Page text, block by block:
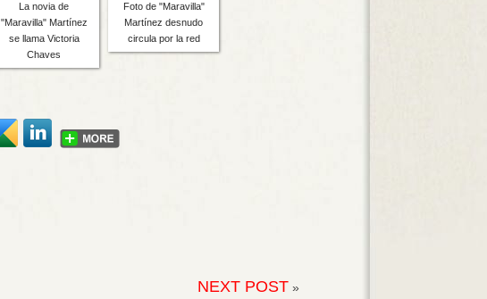
La novia de
"Maravilla" Martínez
se llama Victoria
Chaves
Foto de "Maravilla"
Martínez desnudo
circula por la red
NEXT POST»